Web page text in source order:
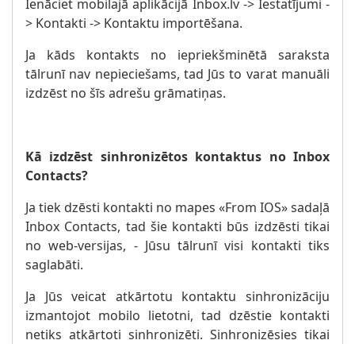
Ienāciet mobilajā aplikācijā Inbox.lv -> Iestatījumi -
> Kontakti -> Kontaktu importēšana.
Ja kāds kontakts no iepriekšminētā saraksta
tālrunī nav nepieciešams, tad Jūs to varat manuāli
izdzēst no šīs adrešu grāmatiņas.
Kā izdzēst sinhronizētos kontaktus no Inbox
Contacts?
Ja tiek dzēsti kontakti no mapes «From IOS» sadaļā
Inbox Contacts, tad šie kontakti būs izdzēsti tikai
no web-versijas, - Jūsu tālrunī visi kontakti tiks
saglabāti.
Ja Jūs veicat atkārtotu kontaktu sinhronizāciju
izmantojot mobilo lietotni, tad dzēstie kontakti
netiks atkārtoti sinhronizēti. Sinhronizēsies tikai